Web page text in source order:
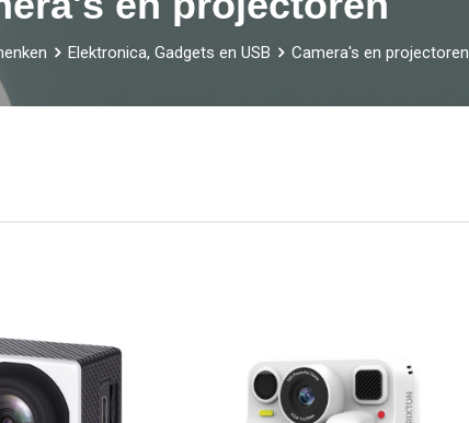
Elektronica, Gadgets en USB Camera's en projectoren